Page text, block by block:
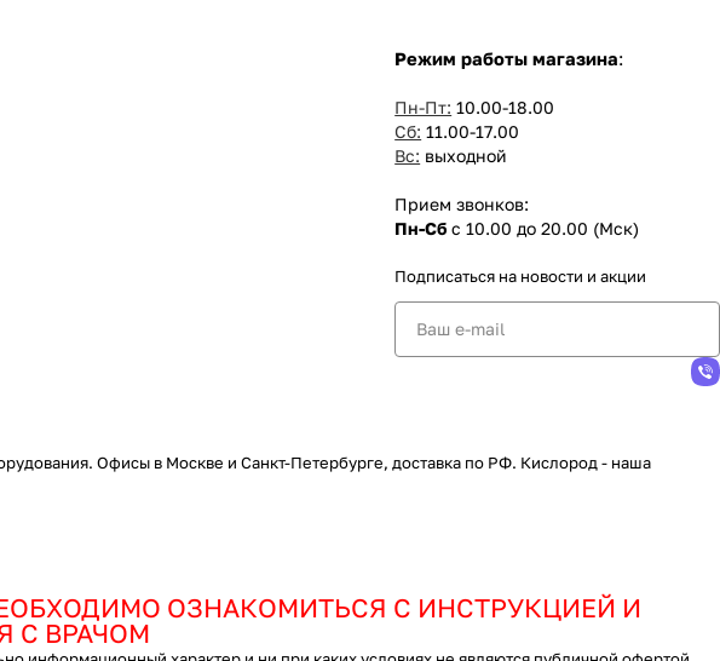
Режим работы магазина:
Пн-Пт: 10.00-18.00
Сб: 11.00-17.00
Вс: выходной
Прием звонков:
Пн-Сб с 10.00 до 20.00 (Мск)
Подписаться на новости и акции
Офисы в Москве и Санкт-Петербурге, доставка по РФ. Кислород - наша
ОЗНАКОМИТЬСЯ С ИНСТРУКЦИЕЙ И
С ВРАЧОМ